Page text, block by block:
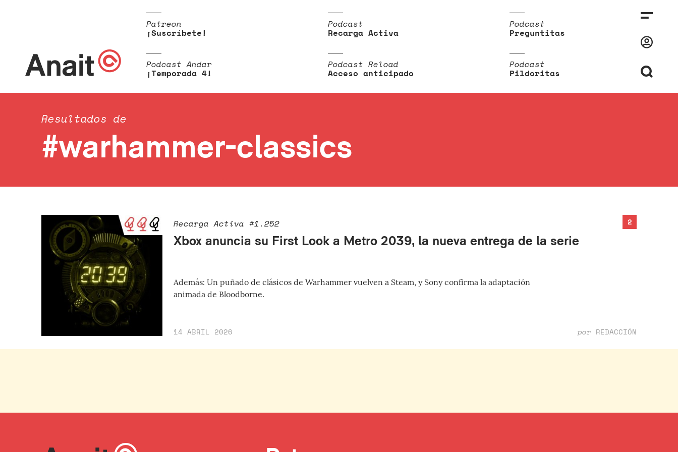
Patreon
¡Suscríbete!
Podcast
Recarga Activa
Podcast
Preguntitas
Podcast Andar
¡Temporada 4!
Podcast Reload
Acceso anticipado
Podcast
Pildoritas
Resultados de
#warhammer-classics
2
Recarga Activa #1.252
Xbox anuncia su First Look a Metro 2039, la nueva entrega de la serie
Además: Un puñado de clásicos de Warhammer vuelven a Steam, y Sony confirma la adaptación
animada de Bloodborne.
14 ABRIL 2026 por REDACCIÓN